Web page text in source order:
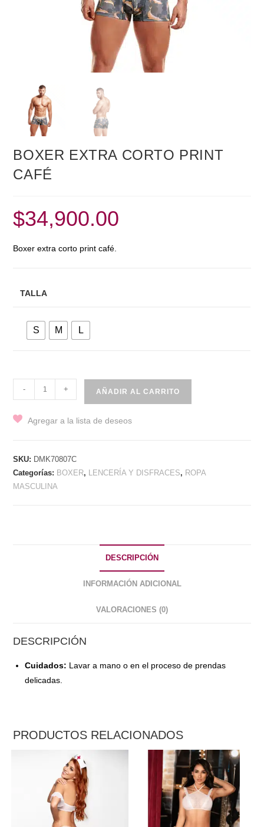
BOXER EXTRA CORTO PRINT
CAFÉ
$34,900.00
Boxer extra corto print café.
TALLA
S M L
EXTRA
CORTO
cantidad
- + AÑADIR AL CARRITO
Agregar a la lista de deseos
SKU: DMK70807C
Categorías: BOXER, LENCERÍA Y DISFRACES, ROPA
MASCULINA
DESCRIPCIÓN
INFORMACIÓN ADICIONAL
VALORACIONES (0)
DESCRIPCIÓN
Cuidados: Lavar a mano o en el proceso de prendas
delicadas.
PRODUCTOS RELACIONADOS